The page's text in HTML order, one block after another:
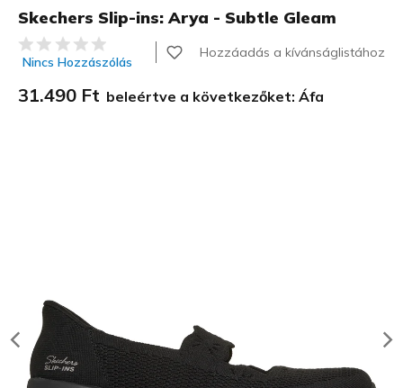
Skechers Slip-ins: Arya - Subtle Gleam
5 az 5-ből ügyfélértékelés
Nincs Hozzászólás
Hozzáadás a kívánságlistához
31.490 Ft beleértve a következőket: Áfa